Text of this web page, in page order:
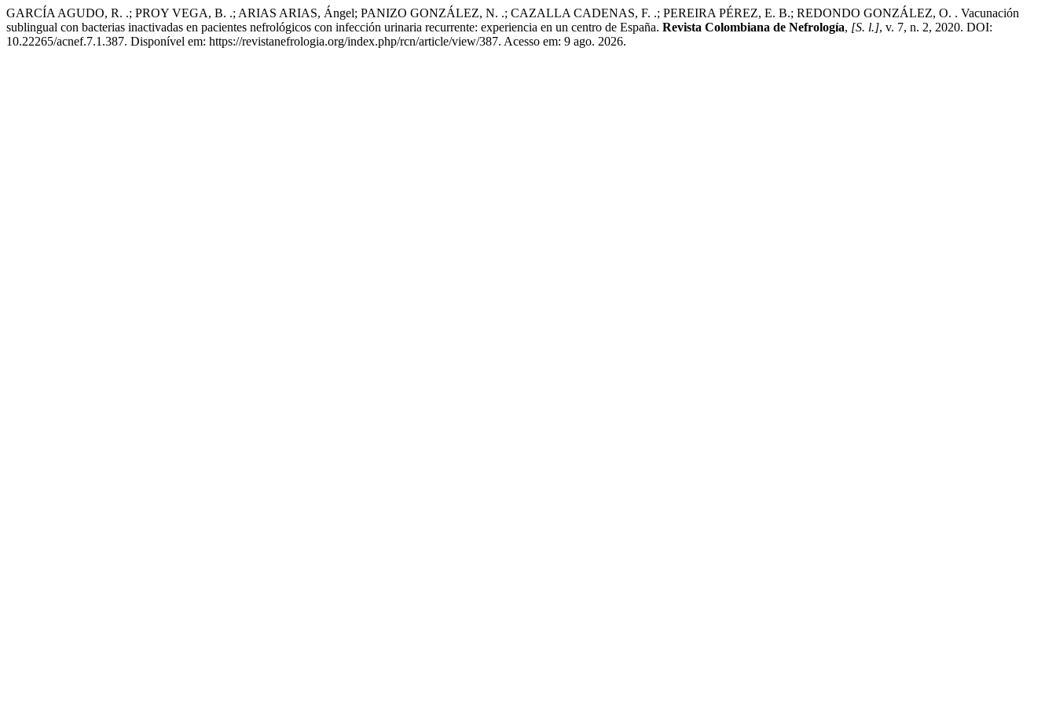
GARCÍA AGUDO, R. .; PROY VEGA, B. .; ARIAS ARIAS, Ángel; PANIZO GONZÁLEZ, N. .; CAZALLA CADENAS, F. .; PEREIRA PÉREZ, E. B.; REDONDO GONZÁLEZ, O. . Vacunación
sublingual con bacterias inactivadas en pacientes nefrológicos con infección urinaria recurrente: experiencia en un centro de España. Revista Colombiana de Nefrología, [S. l.], v. 7, n. 2, 2020. DOI:
10.22265/acnef.7.1.387. Disponível em: https://revistanefrologia.org/index.php/rcn/article/view/387. Acesso em: 9 ago. 2026.